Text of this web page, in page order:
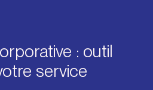
: outil
service